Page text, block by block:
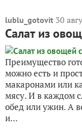
lublu_gotovit 30
Салат из
Преимущество
можно есть и
макаронами или
мясу. И в каждом
обед или ужин. А
и...